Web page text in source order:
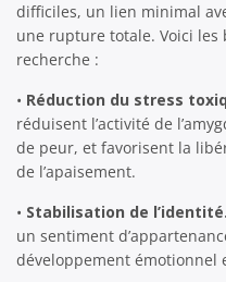
difficiles, un lien minimal
une rupture totale. Voici les
recherche :
• Réduction du stress
réduisent l’activité de
de peur, et favorisent la
de l’apaisement.
• Stabilisation de l’identité.
un sentiment
développement émotionnel